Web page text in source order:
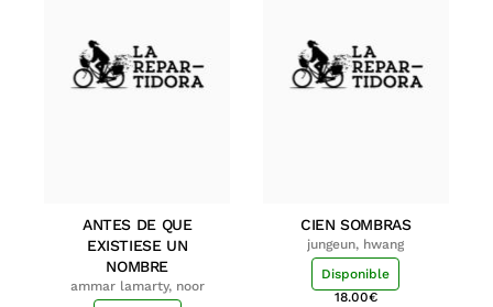
ANTES DE QUE
EXISTIESE UN
NOMBRE
ammar lamarty, noor
CIEN SOMBRAS
jungeun, hwang
Disponible
18.00€